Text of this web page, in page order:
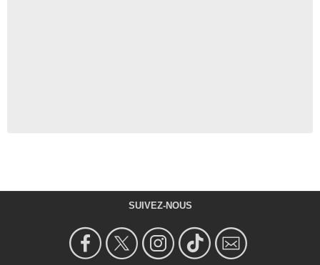
SUIVEZ-NOUS